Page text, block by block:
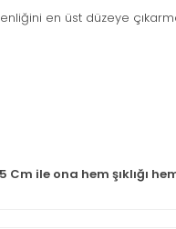
en üst düzeye
ile ona hem şıklığı